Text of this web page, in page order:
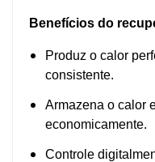
Benefícios do
Produz o calor
consistente.
Armazena o calor
economicamente.
Controle